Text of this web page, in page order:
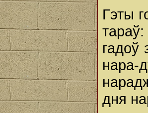
Гэты
гадоў
дня